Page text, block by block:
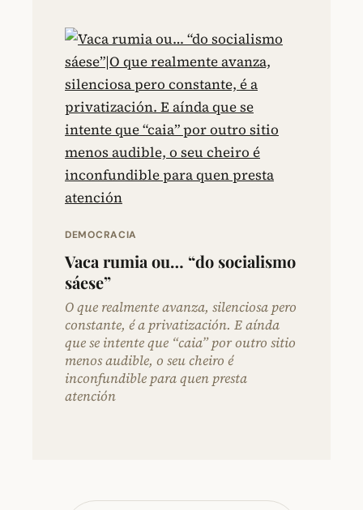
DEMOCRACIA
Vaca rumia ou… “do socialismo
sáese”
O que realmente avanza, silenciosa pero
constante, é a privatización. E aínda
que se intente que “caia” por outro sitio
menos audible, o seu cheiro é
inconfundible para quen presta
atención